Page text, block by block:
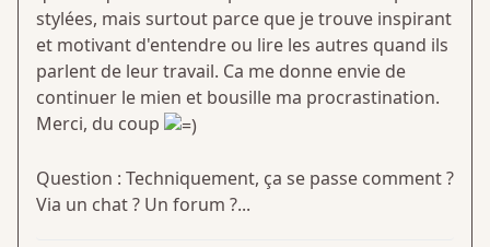
stylées, mais surtout parce que je trouve inspirant
et motivant d'entendre ou lire les autres quand ils
parlent de leur travail. Ca me donne envie de
continuer le mien et bousille ma procrastination.
Merci, du coup
Question : Techniquement, ça se passe comment ?
Via un chat ? Un forum ?...